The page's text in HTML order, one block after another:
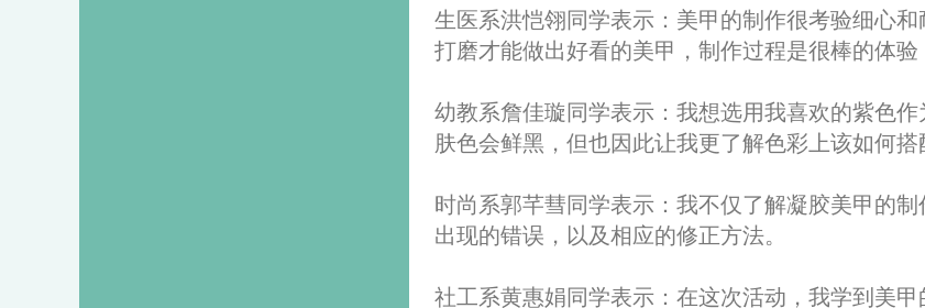
生医系洪恺翎同学表示：美甲的制作很考验细心
打磨才能做出好看的美甲，制作过程是很棒的体验
幼教系詹佳璇同学表示：我想选用我喜欢的紫色
肤色会鲜黑，但也因此让我更了解色彩上该如何搭
时尚系郭芊彗同学表示：我不仅了解凝胶美甲的
出现的错误，以及相应的修正方法。
社工系黄惠娟同学表示：在这次活动，我学到美